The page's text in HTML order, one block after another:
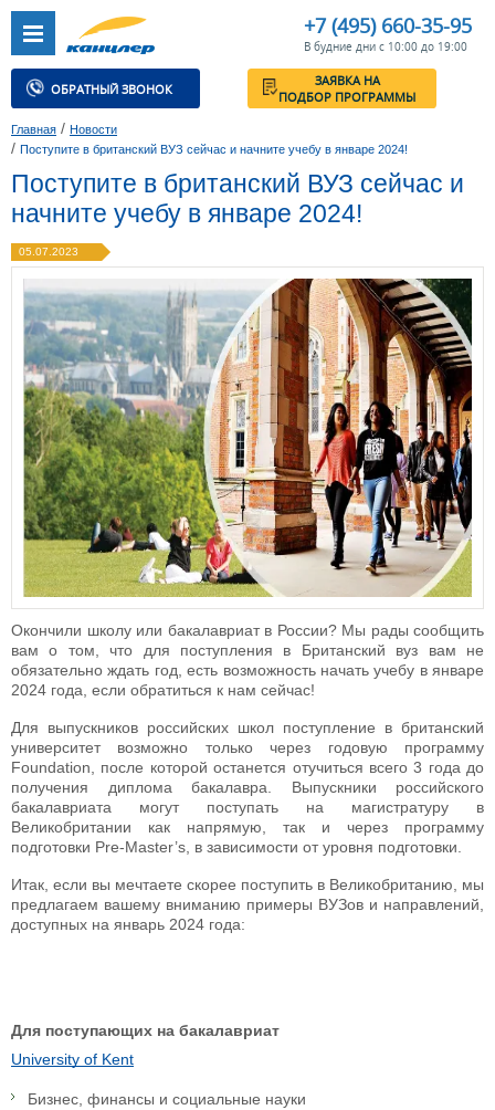
+7 (495) 660-35-95
В будние дни с 10:00 до 19:00
ОБРАТНЫЙ ЗВОНОК
ЗАЯВКА НА
ПОДБОР ПРОГРАММЫ
Главная / Новости
/ Поступите в британский ВУЗ сейчас и начните учебу в январе 2024!
Поступите в британский ВУЗ сейчас и
начните учебу в январе 2024!
05.07.2023
Окончили школу или бакалавриат в России? Мы рады сообщить
вам о том, что для поступления в Британский вуз вам не
обязательно ждать год, есть возможность начать учебу в январе
2024 года, если обратиться к нам сейчас!
Для выпускников российских школ поступление в британский
университет возможно только через годовую программу
Foundation, после которой останется отучиться всего 3 года до
получения диплома бакалавра. Выпускники российского
бакалавриата могут поступать на магистратуру в
Великобритании как напрямую, так и через программу
подготовки Pre-Master’s, в зависимости от уровня подготовки.
Итак, если вы мечтаете скорее поступить в Великобританию, мы
предлагаем вашему вниманию примеры ВУЗов и направлений,
доступных на январь 2024 года:
Для поступающих на бакалавриат
University of Kent
Бизнес, финансы и социальные науки